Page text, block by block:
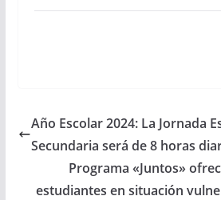
Año Escolar 2024: La Jornada
Secundaria será de 8 horas
Programa «Juntos»
estudiantes en situación